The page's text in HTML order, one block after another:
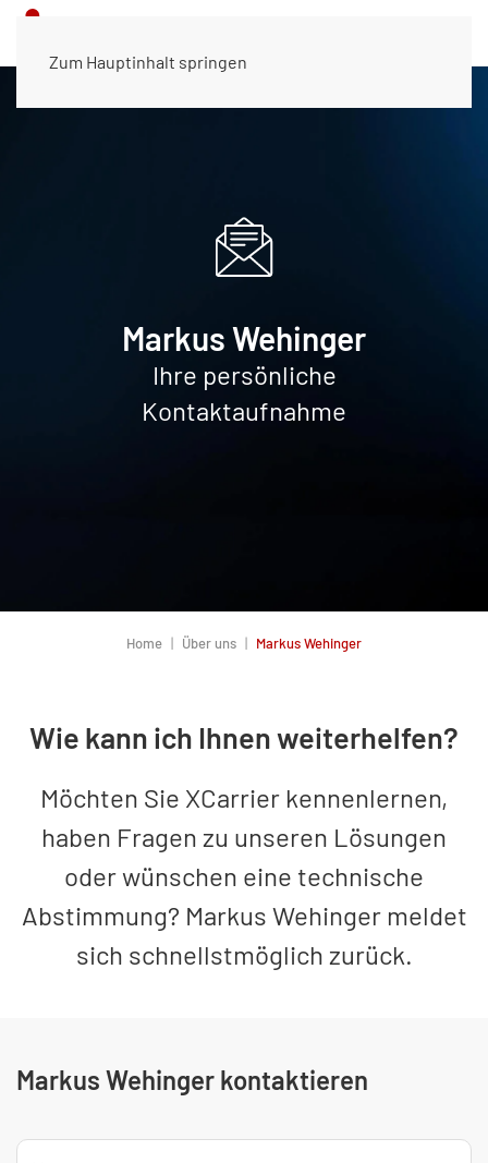
Zum Hauptinhalt springen
Markus Wehinger
Ihre persönliche
Kontaktaufnahme
Home Über uns Markus Wehinger
Wie kann ich Ihnen weiterhelfen?
Möchten Sie XCarrier kennenlernen,
haben Fragen zu unseren Lösungen
oder wünschen eine technische
Abstimmung? Markus Wehinger meldet
sich schnellstmöglich zurück.
Markus Wehinger kontaktieren